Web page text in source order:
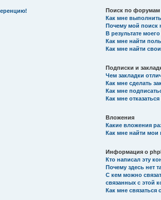
Поиск по форумам
Как мне
Почему мой поиск
В результате
Как мне найти
Как мне найти
Подписки и
Чем закладки
Как мне сделать
Как мне
Как мне
Вложения
Какие вложения
Как мне найти мои
Информация о
Кто написал эту
Почему здесь нет
С кем можно
связанных с этой
Как мне